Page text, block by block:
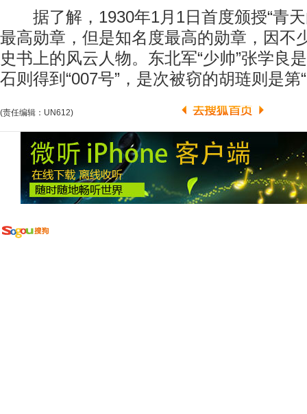
据了解，1930年1月1日首度颁授“青天
最高勋章，但是知名度最高的勋章，因不
史书上的风云人物。东北军“少帅”张学良
石则得到“007号”，是次被窃的胡琏则是第
(责任编辑：UN612)